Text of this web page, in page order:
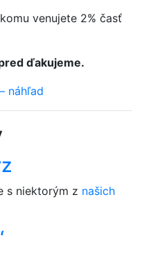
venujete 2% časť
ďakujeme.
s niektorým z našich